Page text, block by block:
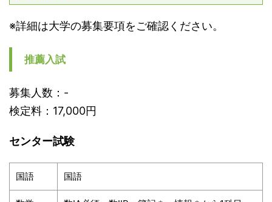
※詳細は大学の募集要項をご確認ください。
推薦入試
募集人数：-
検定料：17,000円
センター試験
国語 国語